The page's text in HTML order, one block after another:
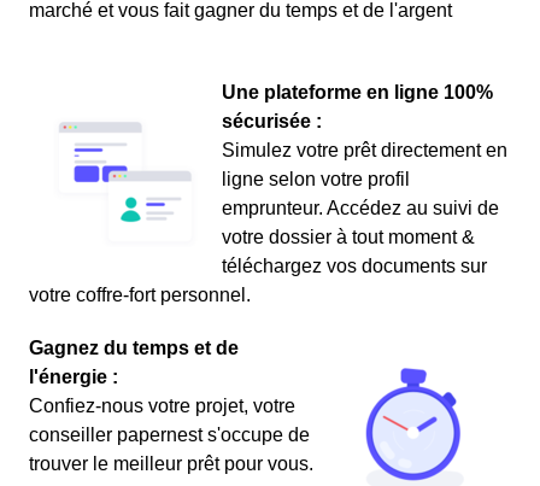
marché et vous fait gagner du temps et de l'argent
Une plateforme en ligne 100%
sécurisée :
Simulez votre prêt directement en
ligne selon votre profil
emprunteur. Accédez au suivi de
votre dossier à tout moment &
téléchargez vos documents sur
votre coffre-fort personnel.
Gagnez du temps et de
l'énergie :
Confiez-nous votre projet, votre
conseiller papernest s'occupe de
trouver le meilleur prêt pour vous.